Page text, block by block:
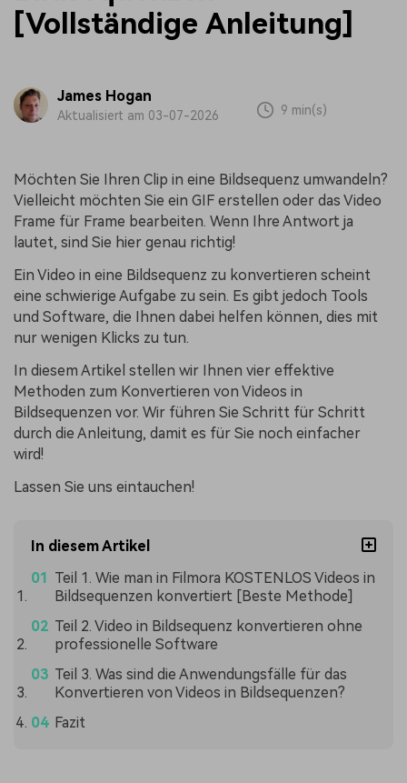
[Vollständige Anleitung]
James Hogan
Aktualisiert am 03-07-2026 9 min(s)
Möchten Sie Ihren Clip in eine Bildsequenz umwandeln?
Vielleicht möchten Sie ein GIF erstellen oder das Video
Frame für Frame bearbeiten. Wenn Ihre Antwort ja
lautet, sind Sie hier genau richtig!
Ein Video in eine Bildsequenz zu konvertieren scheint
eine schwierige Aufgabe zu sein. Es gibt jedoch Tools
und Software, die Ihnen dabei helfen können, dies mit
nur wenigen Klicks zu tun.
In diesem Artikel stellen wir Ihnen vier effektive
Methoden zum Konvertieren von Videos in
Bildsequenzen vor. Wir führen Sie Schritt für Schritt
durch die Anleitung, damit es für Sie noch einfacher
wird!
Lassen Sie uns eintauchen!
In diesem Artikel
Teil 1. Wie man in Filmora KOSTENLOS Videos in
Bildsequenzen konvertiert [Beste Methode]
Teil 2. Video in Bildsequenz konvertieren ohne
professionelle Software
Teil 3. Was sind die Anwendungsfälle für das
Konvertieren von Videos in Bildsequenzen?
Fazit